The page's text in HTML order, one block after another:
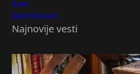
Svet
Zanimljivosti
Najnovije vesti